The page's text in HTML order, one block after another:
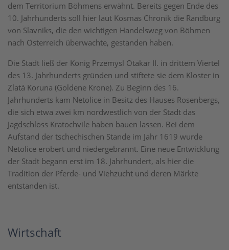
dem Territorium Böhmens erwähnt. Bereits gegen Ende des
10. Jahrhunderts soll hier laut Kosmas Chronik die Randburg
von Slavniks, die den wichtigen Handelsweg von Böhmen
nach Österreich überwachte, gestanden haben.
Die Stadt ließ der König Przemysl Otakar II. in drittem Viertel
des 13. Jahrhunderts gründen und stiftete sie dem Kloster in
Zlatá Koruna (Goldene Krone). Zu Beginn des 16.
Jahrhunderts kam Netolice in Besitz des Hauses Rosenbergs,
die sich etwa zwei km nordwestlich von der Stadt das
Jagdschloss Kratochvile haben bauen lassen. Bei dem
Aufstand der tschechischen Stande im Jahr 1619 wurde
Netolice erobert und niedergebrannt. Eine neue Entwicklung
der Stadt begann erst im 18. Jahrhundert, als hier die
Tradition der Pferde- und Viehzucht und deren Märkte
entstanden ist.
Wirtschaft